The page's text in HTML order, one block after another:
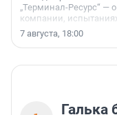
„Терминал-Ресурс“ —
компании,
осторожного
7 августа, 18:00
Галька